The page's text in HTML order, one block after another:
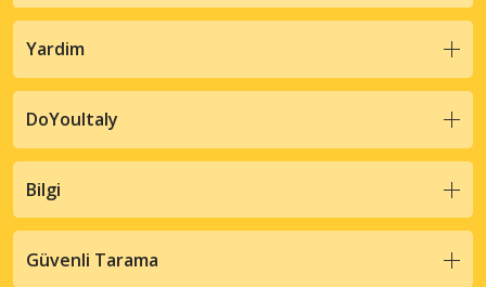
Yardim
DoYouItaly
Bilgi
Güvenli Tarama